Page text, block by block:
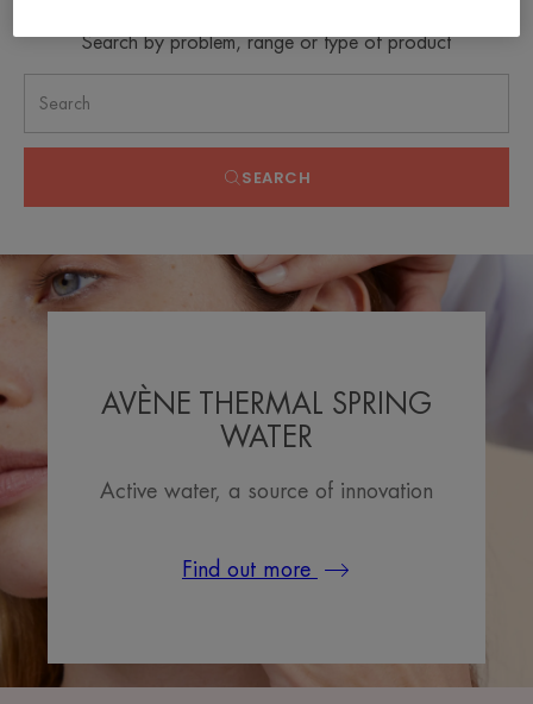
Search by problem, range or type of product
SEARCH
AVÈNE THERMAL SPRING
WATER
Active water, a source of innovation
Find out more